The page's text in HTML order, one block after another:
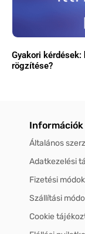
Gyakori
rögzítése?
Információk
Általános
Adatkezelési
Fizetési
Szállítási
Cookie